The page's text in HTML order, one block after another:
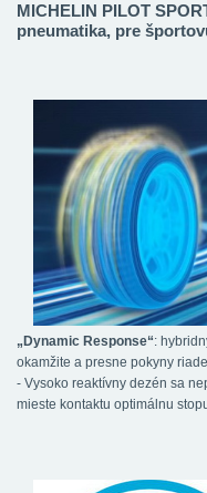
MICHELIN PILOT
pneumatika, pre
„Dynamic Response“:
okamžite a presne pokyny
- Vysoko reaktívny dezén sa
mieste kontaktu optimálnu